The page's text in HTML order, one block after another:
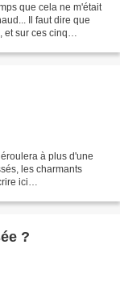
que cela ne m'était
Il faut dire que
et sur ces cinq
à plus d'une
les charmants
ici
?